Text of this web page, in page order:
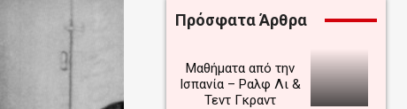
Πρόσφατα Άρθρα
Μαθήματα από την
Ισπανία – Ραλφ Λι &
Τεντ Γκραντ